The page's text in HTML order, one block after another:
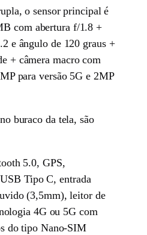
o sensor principal é
com abertura f/1.8 +
e ângulo de 120 graus +
+ câmera macro com
para versão 5G e 2MP
buraco da tela, são
5.0, GPS,
Tipo C, entrada
(3,5mm), leitor de
4G ou 5G com
do tipo Nano-SIM